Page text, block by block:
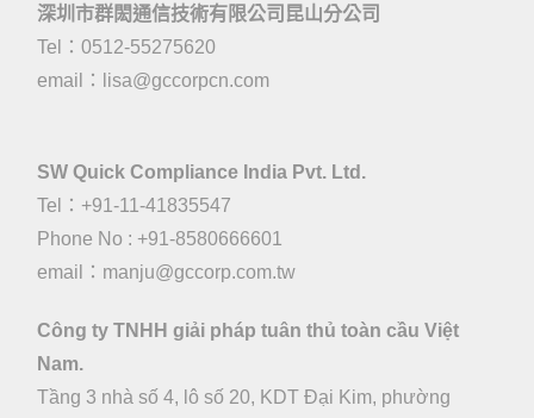
深圳市群閎通信技術有限公司昆山分公司
Tel：0512-55275620
email：
lisa@gccorpcn.com
SW Quick Compliance India Pvt. Ltd.
Tel：+91-11-41835547
Phone No : +91-8580666601
email：manju@gccorp.com.tw
Công ty TNHH giải pháp tuân thủ toàn cầu Việt
Nam.
Tầng 3 nhà số 4, lô số 20, KDT Đại Kim, phường